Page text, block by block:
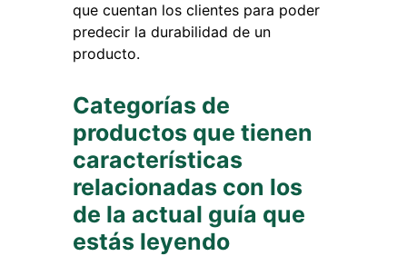
que cuentan los clientes para poder
predecir la durabilidad de un
producto.
Categorías de
productos que tienen
características
relacionadas con los
de la actual guía que
estás leyendo